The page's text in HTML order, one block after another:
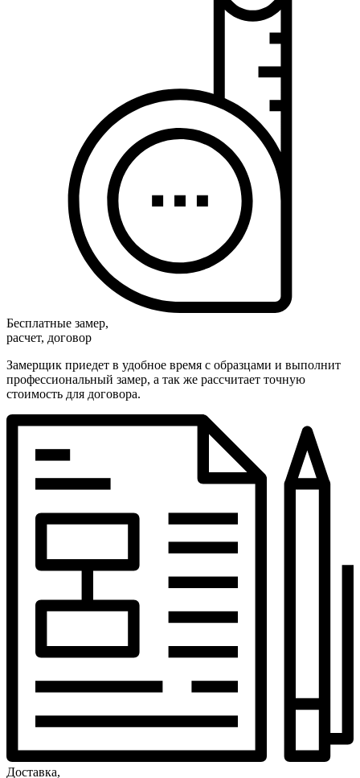
Бесплатные замер,
расчет, договор
Замерщик приедет в удобное время с образцами и выполнит
профессиональный замер, а так же рассчитает точную
стоимость для договора.
Доставка,